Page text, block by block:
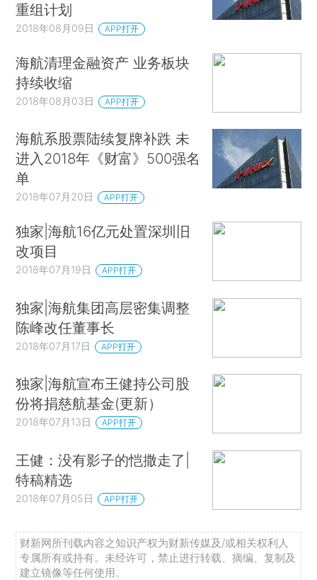
重组计划
2018年08月09日 APP打开
海航清理金融资产 业务板块
持续收缩
2018年08月03日 APP打开
海航系股票陆续复牌补跌 未
进入2018年《财富》500强名
单
2018年07月20日 APP打开
独家|海航16亿元处置深圳旧
改项目
2018年07月19日 APP打开
独家|海航集团高层密集调整
陈峰改任董事长
2018年07月17日 APP打开
独家|海航宣布王健持公司股
份将捐慈航基金(更新）
2018年07月13日 APP打开
王健：没有影子的恺撒走了|
特稿精选
2018年07月05日 APP打开
财新网所刊载内容之知识产权为财新传媒及/或相关权利人
专属所有或持有。未经许可，禁止进行转载、摘编、复制及
建立镜像等任何使用。